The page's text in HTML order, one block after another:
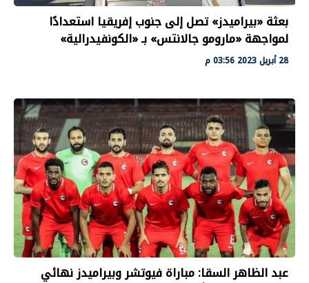
بعثة «بيراميدز» تصل إلى جنوب إفريقيا استعدادًا
لمواجهة «مارومو جالانتس» بـ «الكونفيدرالية»
28 أبريل 2023 03:56 م
عبد الظاهر السقا: مباراة فيوتشر وبيراميدز نهائي